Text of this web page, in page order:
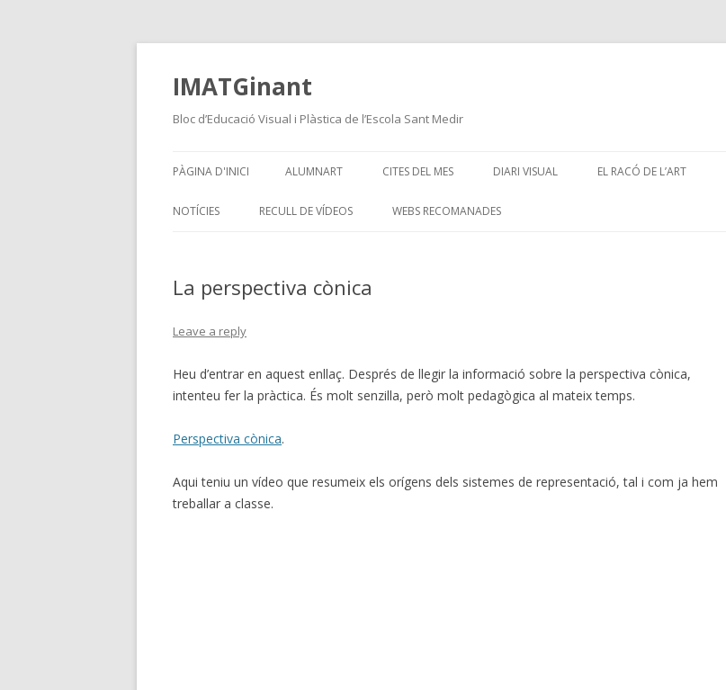
IMATGinant
Bloc d’Educació Visual i Plàstica de l’Escola Sant Medir
to
PÀGINA D'INICI ALUMNART
2N D’ESO
4T D’ESO-OPT. DIBUIX TÈCNIC
L’ART
CITES DEL MES DIARI VISUAL EL RACÓ DE L’ART
NOTÍCIES RECULL DE VÍDEOS WEBS RECOMANADES
La perspectiva cònica
Leave a reply
Heu d’entrar en aquest enllaç. Després de llegir la informació sobre la perspectiva cònica,
intenteu fer la pràctica. És molt senzilla, però molt pedagògica al mateix temps.
Perspectiva cònica.
Aqui teniu un vídeo que resumeix els orígens dels sistemes de representació, tal i com ja hem
treballar a classe.